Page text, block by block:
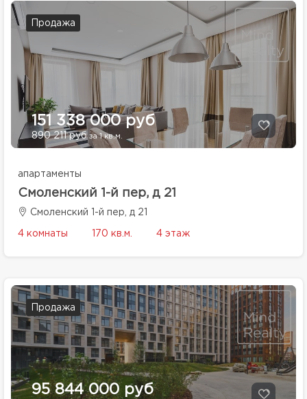
Продажа
151 338 000 руб
890 211 рубза 1 кв.м.
апартаменты
Смоленский 1-й пер, д 21
Смоленский 1-й пер, д 21
4 комнаты 170 кв.м. 4 этаж
Продажа
95 844 000 руб